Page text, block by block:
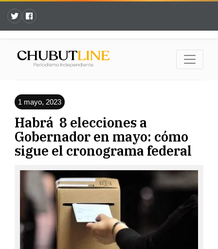
1 mayo, 2023
Habrá 8 elecciones a
Gobernador en mayo: cómo
sigue el cronograma federal